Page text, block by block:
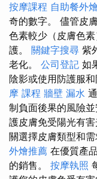
按摩課程 自助餐外燴
奇的數字。 儘管皮
色素較少（皮膚色
護。 關鍵字搜尋 紫
老化。 公司登記 如
陰影或使用防護服
摩 課程 牆壁 漏水
制負面後果的風險並
護皮膚免受陽光有
關選擇皮膚類型和需
外燴推薦 在優質產
的銷售。 按摩執照